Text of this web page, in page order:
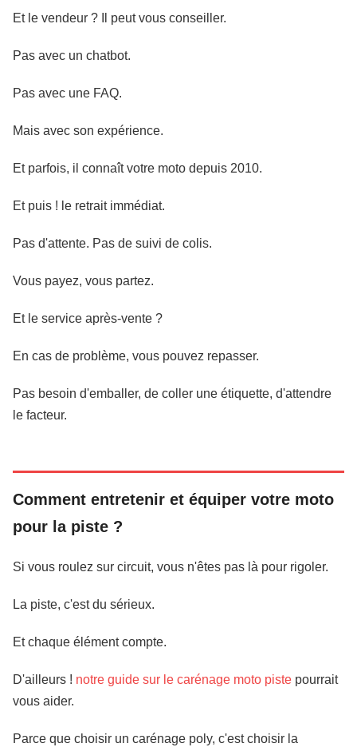
Et le vendeur ? Il peut vous conseiller.
Pas avec un chatbot.
Pas avec une FAQ.
Mais avec son expérience.
Et parfois, il connaît votre moto depuis 2010.
Et puis ! le retrait immédiat.
Pas d'attente. Pas de suivi de colis.
Vous payez, vous partez.
Et le service après-vente ?
En cas de problème, vous pouvez repasser.
Pas besoin d'emballer, de coller une étiquette, d'attendre
le facteur.
Comment entretenir et équiper votre moto
pour la piste ?
Si vous roulez sur circuit, vous n'êtes pas là pour rigoler.
La piste, c'est du sérieux.
Et chaque élément compte.
D'ailleurs ! notre guide sur le carénage moto piste pourrait
vous aider.
Parce que choisir un carénage poly, c'est choisir la